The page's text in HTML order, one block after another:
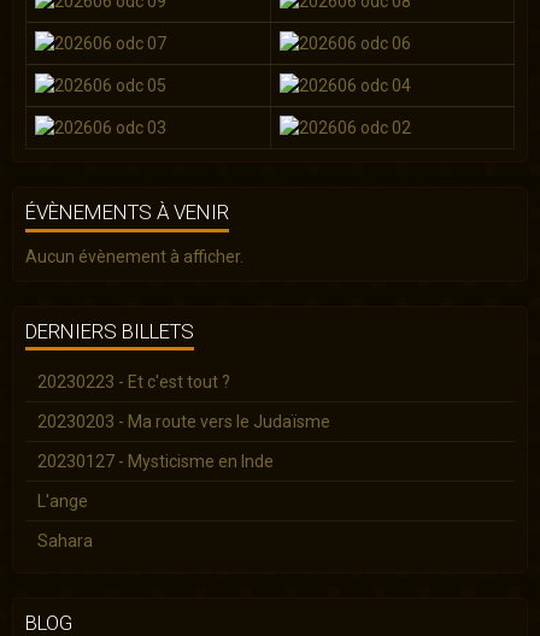
ÉVÈNEMENTS À VENIR
Aucun évènement à afficher.
DERNIERS BILLETS
20230223 - Et c'est tout ?
20230203 - Ma route vers le Judaïsme
20230127 - Mysticisme en Inde
L'ange
Sahara
BLOG